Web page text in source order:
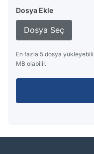
Dosya Ekle
Dosya Seç
En fazla 5 dosya
MB olabilir.